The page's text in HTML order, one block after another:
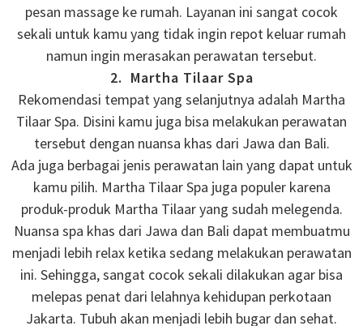
pesan massage ke rumah. Layanan ini sangat cocok
sekali untuk kamu yang tidak ingin repot keluar rumah
namun ingin merasakan perawatan tersebut.
2. Martha Tilaar Spa
Rekomendasi tempat yang selanjutnya adalah Martha
Tilaar Spa. Disini kamu juga bisa melakukan perawatan
tersebut dengan nuansa khas dari Jawa dan Bali.
Ada juga berbagai jenis perawatan lain yang dapat untuk
kamu pilih. Martha Tilaar Spa juga populer karena
produk-produk Martha Tilaar yang sudah melegenda.
Nuansa spa khas dari Jawa dan Bali dapat membuatmu
menjadi lebih relax ketika sedang melakukan perawatan
ini. Sehingga, sangat cocok sekali dilakukan agar bisa
melepas penat dari lelahnya kehidupan perkotaan
Jakarta. Tubuh akan menjadi lebih bugar dan sehat.